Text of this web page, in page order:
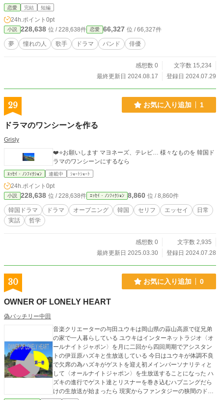
恋愛 完結 短編
24h.ポイント 0pt
小説 228,638 位 / 228,638件 恋愛 66,327 位 / 66,327件
夢 憧れの人 歌手 ドラマ バンド 俳優
感想数 0
文字数 15,234
最終更新日 2024.08.17
登録日 2024.07.29
29 お気に入り追加 1
ドラマのワンシーンを作る
Grisly
❤️⭐️お願いします マヨネーズ、テレビ… 様々なものを 韓国ド
ラマのワンシーンにするなら
ｴｯｾｲ・ﾉﾝﾌｨｸｼｮﾝ 連載中 ｼｮｰﾄｼｮｰﾄ
24h.ポイント 0pt
小説 228,638 位 / 228,638件 ｴｯｾｲ・ﾉﾝﾌｨｸｼｮﾝ 8,860 位 / 8,860件
韓国ドラマ ドラマ オープニング 韓国 セリフ エッセイ
日常
実話
哲学
感想数 0
文字数 2,935
最終更新日 2025.03.30
登録日 2024.07.28
30 お気に入り追加 0
OWNER OF LONELY HEART
偽バッチリー中田
音楽クリエーターの与田ユウキは岡山県の蒜山高原で従兄弟
の家で一人暮らしている ユウキはインターネットラジオ〈オ
ールナイトジャポン〉を月に二回から四回周期でアシスタン
トの伊豆原ハズキと生放送している 今日はユウキが体調不良
で欠席の為ハズキがゲストを迎え初メインパーソナリティと
して〈オールナイトジャポン〉を生放送することになった ハ
ズキの進行でゲスト達とリスナーを巻き込むハプニングだら
けの生放送が始まったら 現実からファンタジーの狭間のドタ